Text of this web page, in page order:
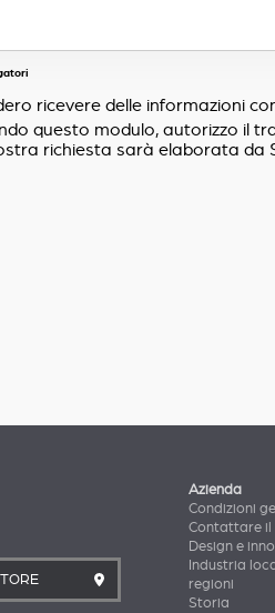
ricevere delle informazioni
questo modulo, autorizzo il
richiesta sarà elaborata da
Azienda
Condizioni
Contattare
Design e
Industria
regioni
Storia